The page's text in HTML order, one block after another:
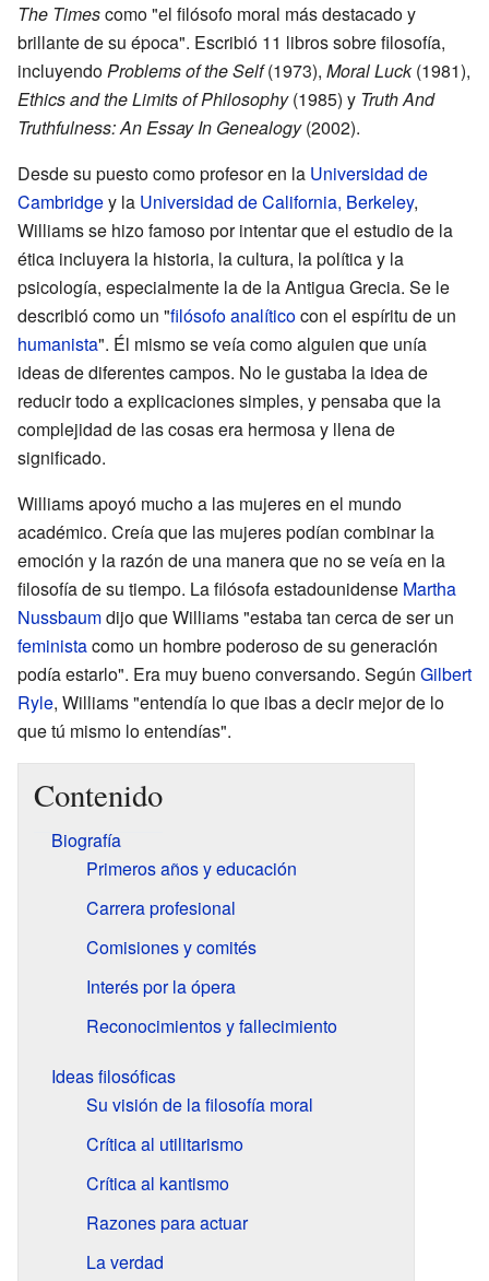
The Timescomo "el filósofo moral más destacado y
brillante de su época". Escribió 11 libros sobre filosofía,
incluyendoProblems of the Self(1973), Moral Luck(1981),
Ethics and the Limits of Philosophy(1985) y Truth And
Truthfulness: An Essay In Genealogy(2002).
Desde su puesto como profesor en la Universidad de
Cambridgey la Universidad de California, Berkeley,
Williams se hizo famoso por intentar que el estudio de la
ética incluyera la historia, la cultura, la política y la
psicología, especialmente la de la Antigua Grecia. Se le
describió como un "filósofo analíticocon el espíritu de un
humanista". Él mismo se veía como alguien que unía
ideas de diferentes campos. No le gustaba la idea de
reducir todo a explicaciones simples, y pensaba que la
complejidad de las cosas era hermosa y llena de
significado.
Williams apoyó mucho a las mujeres en el mundo
académico. Creía que las mujeres podían combinar la
emoción y la razón de una manera que no se veía en la
filosofía de su tiempo. La filósofa estadounidense Martha
Nussbaumdijo que Williams "estaba tan cerca de ser un
feministacomo un hombre poderoso de su generación
podía estarlo". Era muy bueno conversando. Según Gilbert
Ryle, Williams "entendía lo que ibas a decir mejor de lo
que tú mismo lo entendías".
Contenido
Biografía
Primeros años y educación
Carrera profesional
Comisiones y comités
Interés por la ópera
Reconocimientos y fallecimiento
Ideas filosóficas
Su visión de la filosofía moral
Crítica al utilitarismo
Crítica al kantismo
Razones para actuar
La verdad